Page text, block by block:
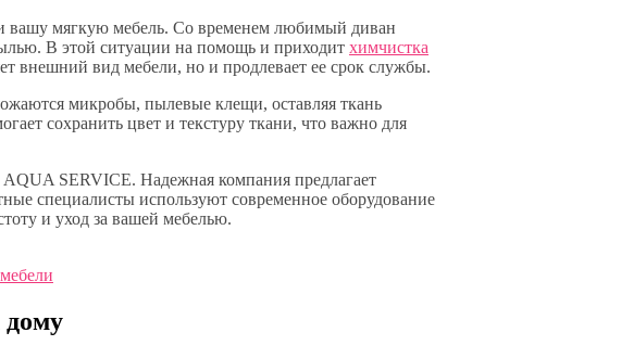
вашу мягкую мебель. Со временем любимый диван
В этой ситуации на помощь и приходит химчистка
внешний вид мебели, но и продлевает ее срок службы.
микробы, пылевые клещи, оставляя ткань
сохранить цвет и текстуру ткани, что важно для
SERVICE. Надежная компания предлагает
специалисты используют современное оборудование
и уход за вашей мебелью.
дому